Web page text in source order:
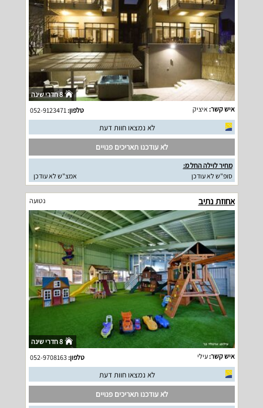
8 חדרי שינה
איש קשר: איציק טלפון:
לא נמצאו חוות דעת
לא עודכנו תאריכים פנויים
מחיר לוילה החל מ:
סופ"ש לא עודכן
אמצ"ש לא עודכן
אחוזת נתיב נטועה
8 חדרי שינה
איש קשר:עילי טלפון:052-9708163
לא נמצאו חוות דעת
לא עודכנו תאריכים פנויים